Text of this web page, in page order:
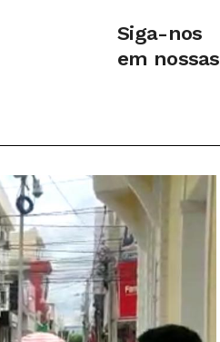
Siga-nos
em nossas